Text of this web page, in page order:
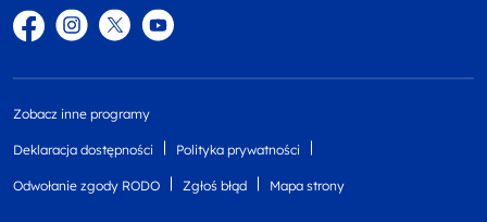
FacebookInstagram
TwitterYouTube
Zobacz inne programy
Deklaracja dostępności Polityka prywatności
Odwołanie zgody RODO Zgłoś błąd Mapa strony